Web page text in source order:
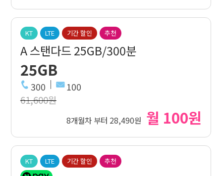
KT LTE 기간 할인 추천
A 스탠다드 25GB/300분
25GB
300 100
61,600원
8개월차 부터 28,490원 월 100원
KT LTE 기간 할인 추천